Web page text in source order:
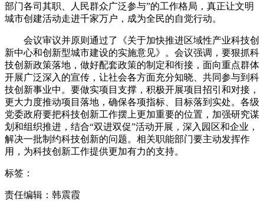
部门各司其职、人民群众广泛参与”的工作格局，真正让文明
城市创建活动走进千家万户，成为全民的自觉行动。
会议审议并原则通过了《关于加快推进区域性产业科技创
新中心和创新型城市建设的实施意见》。会议强调，要狠抓科
技创新政策落地，做好配套政策的制定和衔接，面向重点群体
开展广泛深入的宣传，让社会各方面充分知晓、共同参与到科
技创新事业中。要做实项目支撑，积极开展项目招引和对接，
更大力度推动项目落地，确保各项指标、目标落到实处。各级
党委政府要把科技创新工作摆上更加重要的位置，加强研究谋
划和组织推进，结合“双进双促”活动开展，深入园区和企业，
解决一批制约科技创新的问题。相关职能部门要主动发挥作
用，为科技创新工作提供更加有力的支持。
标签：
责任编辑：韩震霞